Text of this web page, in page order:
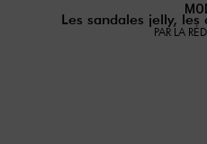
Les sandales jelly, les
PAR LA